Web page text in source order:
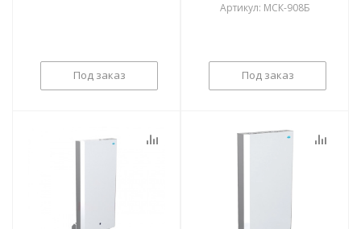
Под заказ
Артикул: МСК-908Б
Под заказ